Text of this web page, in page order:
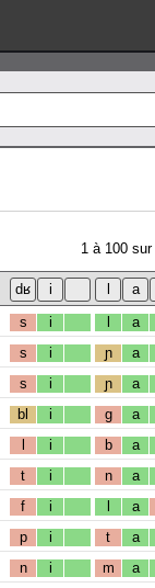
1 à 100 sur
s i l a
s i ɲ a
s i ɲ a
bl i g a
l i b a
t i n a
f i l a
p i t a
n i m a